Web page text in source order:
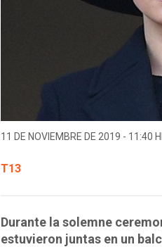
11 DE NOVIEMBRE DE 2019 - 11:40
T13
Durante la solemne
estuvieron juntas en un